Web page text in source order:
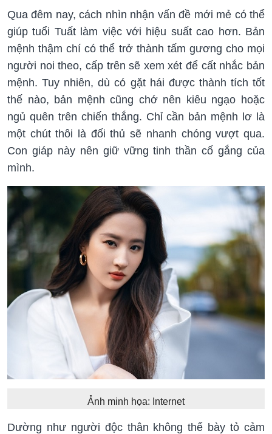
Qua đêm nay, cách nhìn nhận vấn đề mới mẻ có thể
giúp tuổi Tuất làm việc với hiệu suất cao hơn. Bản
mệnh thậm chí có thể trở thành tấm gương cho mọi
người noi theo, cấp trên sẽ xem xét để cất nhắc bản
mệnh. Tuy nhiên, dù có gặt hái được thành tích tốt
thế nào, bản mệnh cũng chớ nên kiêu ngạo hoặc
ngủ quên trên chiến thắng. Chỉ cần bản mệnh lơ là
một chút thôi là đối thủ sẽ nhanh chóng vượt qua.
Con giáp này nên giữ vững tinh thần cố gắng của
mình.
Ảnh minh họa: Internet
Dường như người độc thân không thể bày tỏ cảm